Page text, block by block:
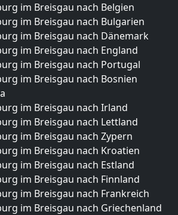
im Breisgau nach Belgien
im Breisgau nach Bulgarien
im Breisgau nach Dänemark
im Breisgau nach England
im Breisgau nach Portugal
im Breisgau nach Bosnien
im Breisgau nach Irland
im Breisgau nach Lettland
im Breisgau nach Zypern
im Breisgau nach Kroatien
im Breisgau nach Estland
im Breisgau nach Finnland
im Breisgau nach Frankreich
im Breisgau nach Griechenland